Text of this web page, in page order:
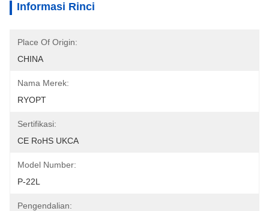
Informasi Rinci
Place Of Origin:
CHINA
Nama Merek:
RYOPT
Sertifikasi:
CE RoHS UKCA
Model Number:
P-22L
Pengendalian: